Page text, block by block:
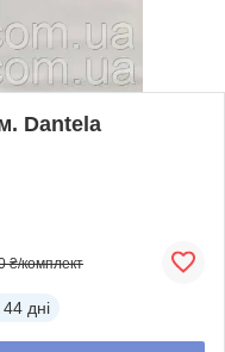
Dantela
₴/комплект
44 дні